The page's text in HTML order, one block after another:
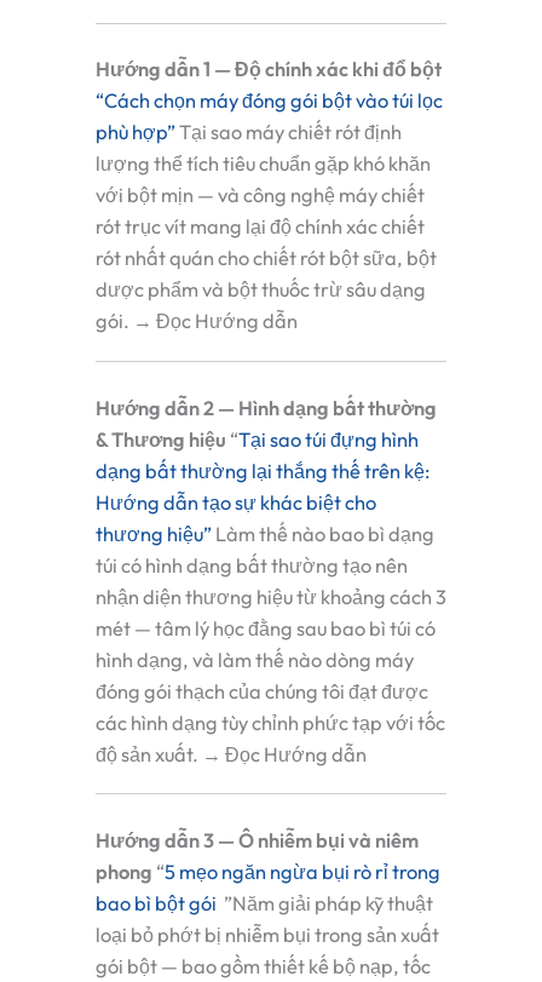
Hướng dẫn 1 — Độ chính xác khi đổ bột
“Cách chọn máy đóng gói bột vào túi lọc
phù hợp”Tại sao máy chiết rót định
lượng thể tích tiêu chuẩn gặp khó khăn
với bột mịn — và công nghệ máy chiết
rót trục vít mang lại độ chính xác chiết
rót nhất quán cho chiết rót bột sữa, bột
dược phẩm và bột thuốc trừ sâu dạng
gói. → Đọc Hướng dẫn
Hướng dẫn 2 — Hình dạng bất thường
& Thương hiệu “Tại sao túi đựng hình
dạng bất thường lại thắng thế trên kệ:
Hướng dẫn tạo sự khác biệt cho
thương hiệu” Làm thế nào bao bì dạng
túi có hình dạng bất thường tạo nên
nhận diện thương hiệu từ khoảng cách 3
mét — tâm lý học đằng sau bao bì túi có
hình dạng, và làm thế nào dòng máy
đóng gói thạch của chúng tôi đạt được
các hình dạng tùy chỉnh phức tạp với tốc
độ sản xuất. → Đọc Hướng dẫn
Hướng dẫn 3 — Ô nhiễm bụi và niêm
phong “5 mẹo ngăn ngừa bụi rò rỉ trong
bao bì bột gói ”Năm giải pháp kỹ thuật
loại bỏ phớt bị nhiễm bụi trong sản xuất
gói bột — bao gồm thiết kế bộ nạp, tốc